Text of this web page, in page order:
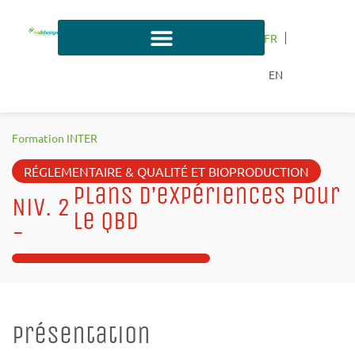
FR
EN
Formation INTER
RÉGLEMENTAIRE & QUALITÉ ET BIOPRODUCTION
Niv. 2
-
Plans d’expériences pour
le QBD
Présentation